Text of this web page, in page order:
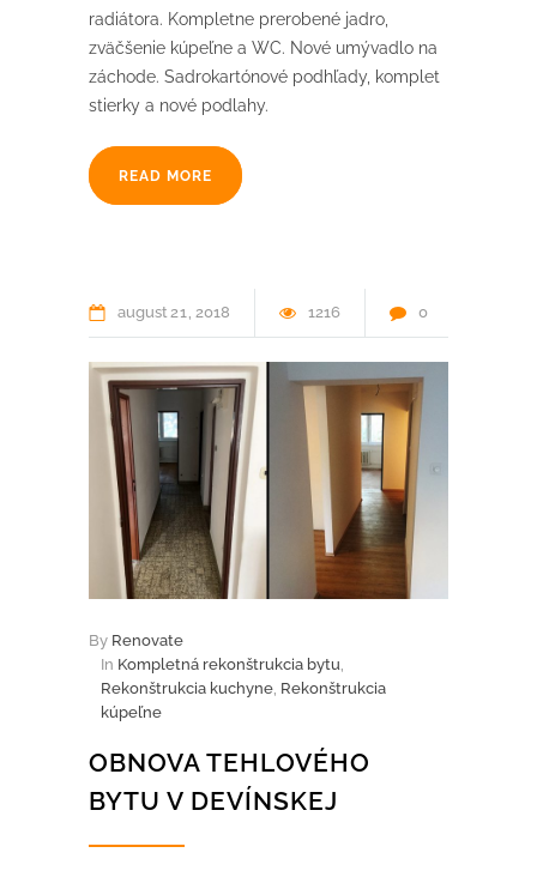
radiátora. Kompletne prerobené jadro,
zväčšenie kúpeľne a WC. Nové umývadlo na
záchode. Sadrokartónové podhľady, komplet
stierky a nové podlahy.
READ MORE
august 21 2018 1216 0
By Renovate
In Kompletná rekonštrukcia bytu
Rekonštrukcia kuchyne Rekonštrukcia
kúpeľne
OBNOVA TEHLOVÉHO
BYTU V DEVÍNSKEJ